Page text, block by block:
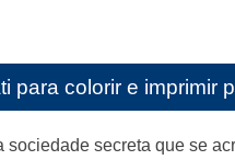
para colorir e imprimir
secreta que se